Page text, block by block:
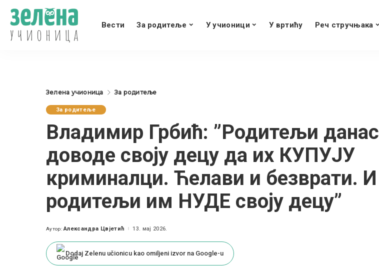
Вести За родитеље У учионици У вртићу Реч стручњака
Зелена учионица За родитеље
За родитеље
Владимир Грбић: ”Родитељи данас
доводе своју децу да их КУПУЈУ
криминалци. Ћелави и безврати. И
родитељи им НУДЕ своју децу”
Posted
Аутор: Александра Цвјетић 13. мај 2026.
Dodaj Zelenu učionicu kao omiljeni izvor na Google-u